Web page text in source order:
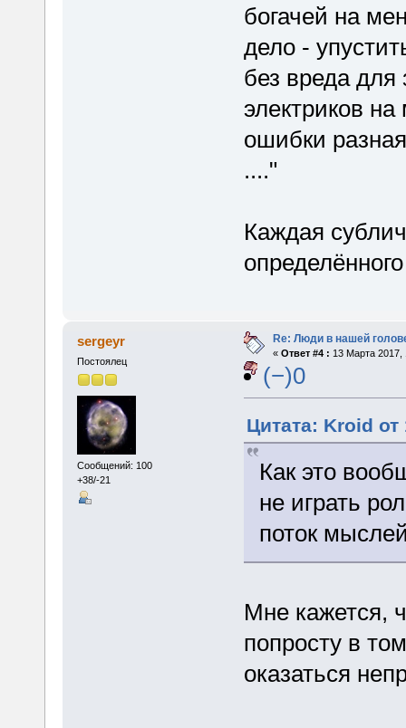
богачей на
дело -
без вреда для
электриков
ошибки
...."
Каждая
sergeyr
Постоялец
Сообщений: 100
+38/-21
Re: Люди в нашей
« Ответ #4 : 13 Марта 2017,
(−)0
Цитата: Kroid
Как это
не играть
поток
Мне кажется,
попросту в
оказаться